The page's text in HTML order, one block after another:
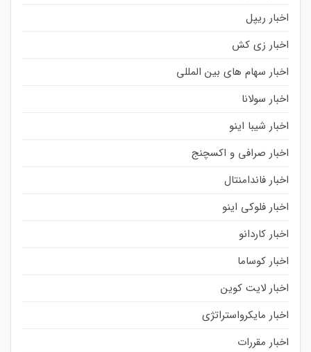
اخبار ریپل
اخبار زی کش
اخبار سهام های بین المللی
اخبار سولانا
اخبار شیبا اینو
اخبار صرافی و اکسچنج
اخبار فاندامنتال
اخبار فلوکی اینو
اخبار کاردانو
اخبار کوساما
اخبار لایت کوین
اخبار مایکرواستراتژی
اخبار مقررات